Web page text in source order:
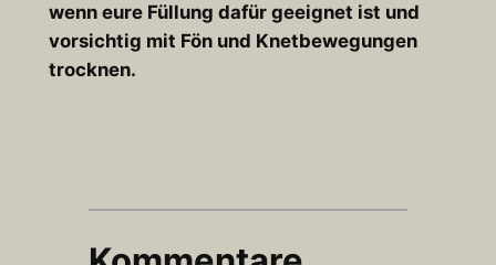
wenn eure Füllung dafür geeignet ist und
vorsichtig mit Fön und Knetbewegungen
trocknen.